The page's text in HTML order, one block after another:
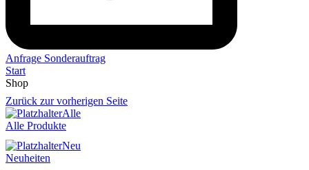
Anfrage Sonderauftrag
Start
Shop
Zurück zur vorherigen Seite
Alle
Alle Produkte
Neu
Neuheiten